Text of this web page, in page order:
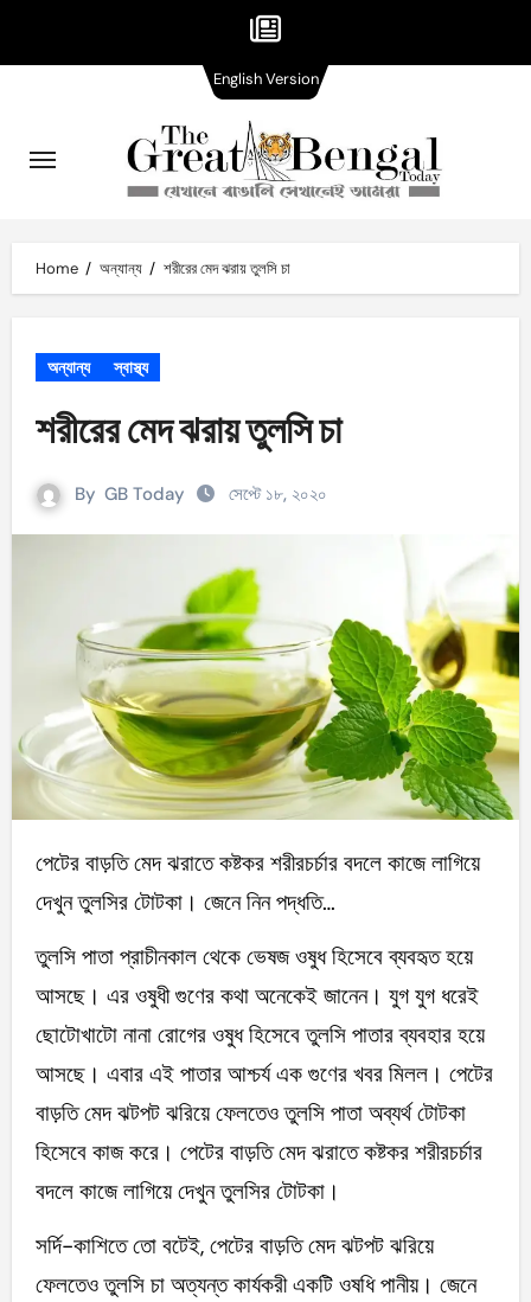
content
Home অন্যান্য শরীরের মেদ ঝরায় তুলসি চা
অন্যান্য স্বাস্থ্য
শরীরের মেদ ঝরায় তুলসি চা
By GB Today সেপ্টে ১৮, ২০২০
পেটের বাড়তি মেদ ঝরাতে কষ্টকর শরীরচর্চার বদলে কাজে লাগিয়ে
দেখুন তুলসির টোটকা। জেনে নিন পদ্ধতি…
তুলসি পাতা প্রাচীনকাল থেকে ভেষজ ওষুধ হিসেবে ব্যবহৃত হয়ে
আসছে। এর ওষুধী গুণের কথা অনেকেই জানেন। যুগ যুগ ধরেই
ছোটোখাটো নানা রোগের ওষুধ হিসেবে তুলসি পাতার ব্যবহার হয়ে
আসছে। এবার এই পাতার আশ্চর্য এক গুণের খবর মিলল। পেটের
বাড়তি মেদ ঝটপট ঝরিয়ে ফেলতেও তুলসি পাতা অব্যর্থ টোটকা
হিসেবে কাজ করে। পেটের বাড়তি মেদ ঝরাতে কষ্টকর শরীরচর্চার
বদলে কাজে লাগিয়ে দেখুন তুলসির টোটকা।
সর্দি-কাশিতে তো বটেই, পেটের বাড়তি মেদ ঝটপট ঝরিয়ে
ফেলতেও তুলসি চা অত্যন্ত কার্যকরী একটি ওষধি পানীয়। জেনে
English VersionVersion